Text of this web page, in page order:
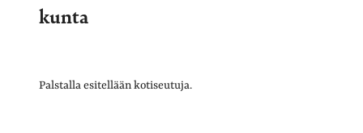
kunta
Palstalla esitellään kotiseutuja.